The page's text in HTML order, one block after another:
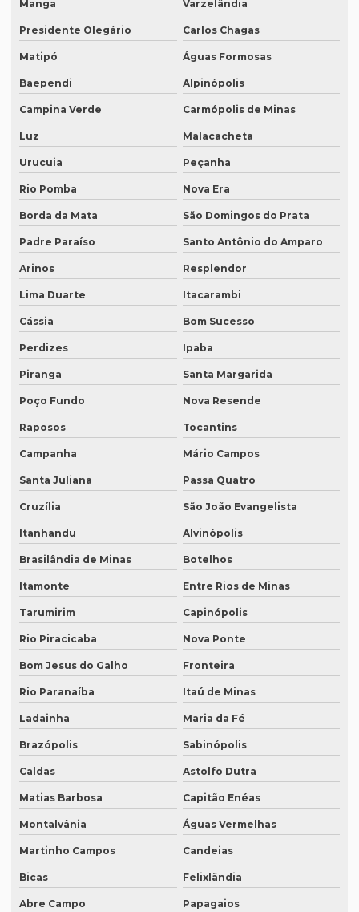
Intérprete português mandarim
Intérprete profissional coreano português
Intérprete profissional em eventos
Intérprete profissional de francês
Intérprete profissional de japonês
Intérprete remoto
Intérprete para reuniões
Intérprete para seminários
Intérprete simultâneo em bh
Intérprete simultâneo espanhol rio de janeiro
Intérprete simultâneo inglês em bh
Intérprete simultâneo inglês rj
Intérprete de videoconferência
Intérprete para webinars
Intérprete para workshops
Intérpretes para conferências
Intérpretes para eventos corporativos
Lauda de tradução
Legendagem em espanhol
Legendagem em português
Legendagem preço por minuto
Legendagem profissional
Legendagem rio de janeiro
Legendagem de vídeos
Locação de equipamentos para tradução simultânea
Locação sistema infravermelho para tradução simultânea
Localização de software
Melhor empresa de tradução em df
Melhor empresa de transcrição de áudio whatsapp
Manga Varzelândia
Presidente Olegário Carlos Chagas
Matipó Águas Formosas
Baependi Alpinópolis
Campina Verde Carmópolis de Minas
Luz Malacacheta
Urucuia Peçanha
Rio Pomba Nova Era
Borda da Mata São Domingos do Prata
Padre Paraíso Santo Antônio do Amparo
Arinos Resplendor
Lima Duarte Itacarambi
Cássia Bom Sucesso
Perdizes Ipaba
Piranga Santa Margarida
Poço Fundo Nova Resende
Raposos Tocantins
Campanha Mário Campos
Santa Juliana Passa Quatro
Cruzília São João Evangelista
Itanhandu Alvinópolis
Brasilândia de Minas Botelhos
Itamonte Entre Rios de Minas
Tarumirim Capinópolis
Rio Piracicaba Nova Ponte
Bom Jesus do Galho Fronteira
Rio Paranaíba Itaú de Minas
Ladainha Maria da Fé
Brazópolis Sabinópolis
Caldas Astolfo Dutra
Matias Barbosa Capitão Enéas
Montalvânia Águas Vermelhas
Martinho Campos Candeias
Bicas Felixlândia
Abre Campo Papagaios